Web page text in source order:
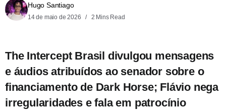
Hugo Santiago
14 de maio de 2026 2 Mins Read
The Intercept Brasil divulgou mensagens
e áudios atribuídos ao senador sobre o
financiamento de Dark Horse; Flávio nega
irregularidades e fala em patrocínio